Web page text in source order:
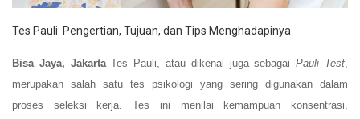
Tes Pauli: Pengertian, Tujuan, dan Tips Menghadapinya
Bisa Jaya, JakartaTes Pauli, atau dikenal juga sebagaiPauli Test,
merupakan salah satu tes psikologi yang sering digunakan dalam
proses seleksi kerja. Tes ini menilai kemampuan konsentrasi,